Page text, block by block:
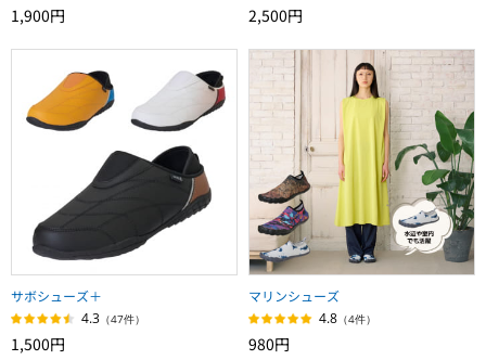
1,900円 2,500円
サボシューズ＋
4.3 （47件）
1,500円
マリンシューズ
4.8 （4件）
980円